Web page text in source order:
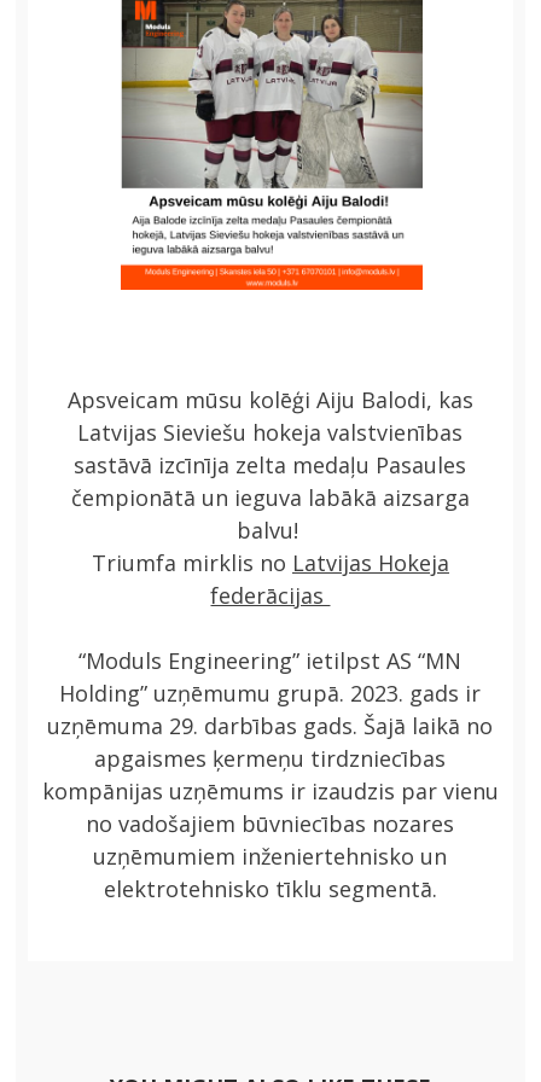
Apsveicam mūsu kolēģi Aiju Balodi, kas
Latvijas Sieviešu hokeja valstvienības
sastāvā izcīnīja zelta medaļu Pasaules
čempionātā un ieguva labākā aizsarga
balvu!
Triumfa mirklis no Latvijas Hokeja
federācijas
“Moduls Engineering” ietilpst AS “MN
Holding” uzņēmumu grupā. 2023. gads ir
uzņēmuma 29. darbības gads. Šajā laikā no
apgaismes ķermeņu tirdzniecības
kompānijas uzņēmums ir izaudzis par vienu
no vadošajiem būvniecības nozares
uzņēmumiem inženiertehnisko un
elektrotehnisko tīklu segmentā.